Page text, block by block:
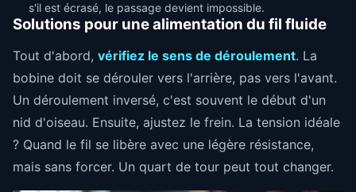
s'il est écrasé, le passage devient impossible.
Solutions pour une alimentation du fil fluide
Tout d'abord, vérifiez le sens de déroulement. La
bobine doit se dérouler vers l'arrière, pas vers l'avant.
Un déroulement inversé, c'est souvent le début d'un
nid d'oiseau. Ensuite, ajustez le frein. La tension idéale
? Quand le fil se libère avec une légère résistance,
mais sans forcer. Un quart de tour peut tout changer.